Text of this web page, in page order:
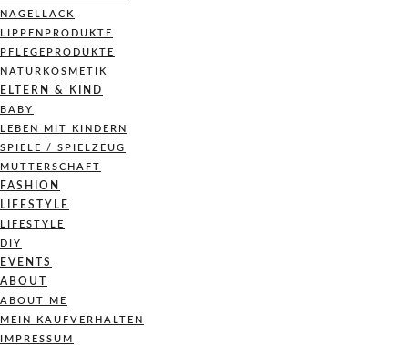
NAGELLACK
LIPPENPRODUKTE
PFLEGEPRODUKTE
NATURKOSMETIK
ELTERN & KIND
BABY
LEBEN MIT KINDERN
SPIELE / SPIELZEUG
MUTTERSCHAFT
FASHION
LIFESTYLE
LIFESTYLE
DIY
EVENTS
ABOUT
ABOUT ME
MEIN KAUFVERHALTEN
IMPRESSUM